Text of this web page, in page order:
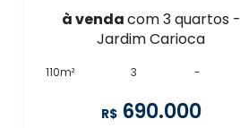
à vendacom 3 quartos -
Jardim Carioca
110m² 3 -
R$ 690.000